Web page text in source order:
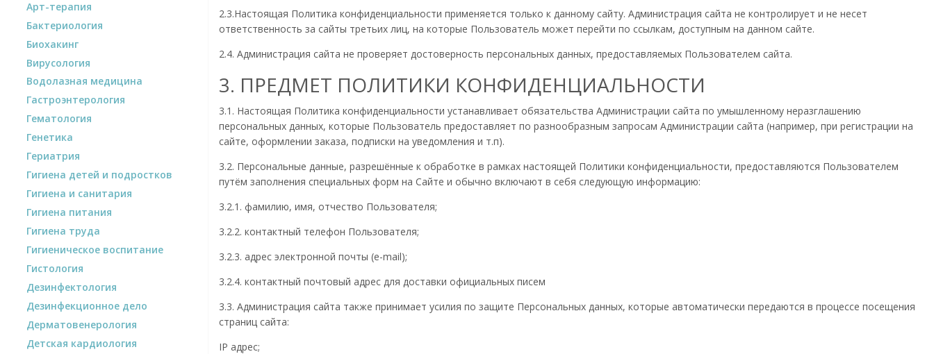
Арт-терапия
Бактериология
Биохакинг
Вирусология
Водолазная медицина
Гастроэнтерология
Гематология
Генетика
Гериатрия
Гигиена детей и подростков
Гигиена и санитария
Гигиена питания
Гигиена труда
Гигиеническое воспитание
Гистология
Дезинфектология
Дезинфекционное дело
Дерматовенерология
Детская кардиология
2.3.Настоящая Политика конфиденциальности применяется только к данному сайту. Администрация сайта не контролирует и не несет
ответственность за сайты третьих лиц, на которые Пользователь может перейти по ссылкам, доступным на данном сайте.
2.4. Администрация сайта не проверяет достоверность персональных данных, предоставляемых Пользователем сайта.
3. ПРЕДМЕТ ПОЛИТИКИ КОНФИДЕНЦИАЛЬНОСТИ
3.1. Настоящая Политика конфиденциальности устанавливает обязательства Администрации сайта по умышленному неразглашению
персональных данных, которые Пользователь предоставляет по разнообразным запросам Администрации сайта (например, при регистрации на
сайте, оформлении заказа, подписки на уведомления и т.п).
3.2. Персональные данные, разрешённые к обработке в рамках настоящей Политики конфиденциальности, предоставляются Пользователем
путём заполнения специальных форм на Сайте и обычно включают в себя следующую информацию:
3.2.1. фамилию, имя, отчество Пользователя;
3.2.2. контактный телефон Пользователя;
3.2.3. адрес электронной почты (e-mail);
3.2.4. контактный почтовый адрес для доставки официальных писем
3.3. Администрация сайта также принимает усилия по защите Персональных данных, которые автоматически передаются в процессе посещения
страниц сайта:
IP адрес;